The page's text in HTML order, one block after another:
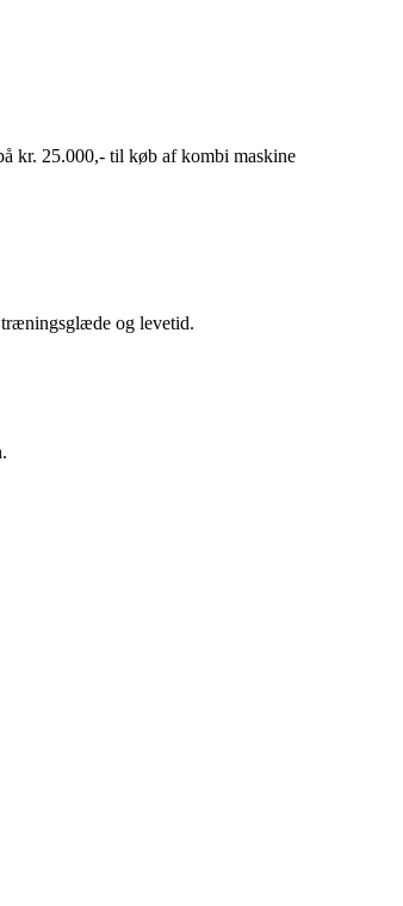
kr. 25.000,- til køb af kombi maskine
og levetid.